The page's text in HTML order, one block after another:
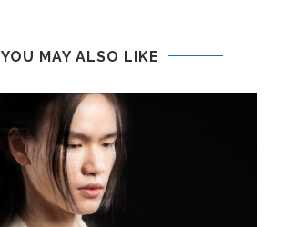
YOU MAY ALSO LIKE